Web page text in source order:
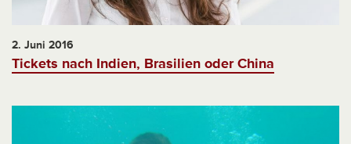
2. Juni 2016
Tickets nach Indien, Brasilien oder China